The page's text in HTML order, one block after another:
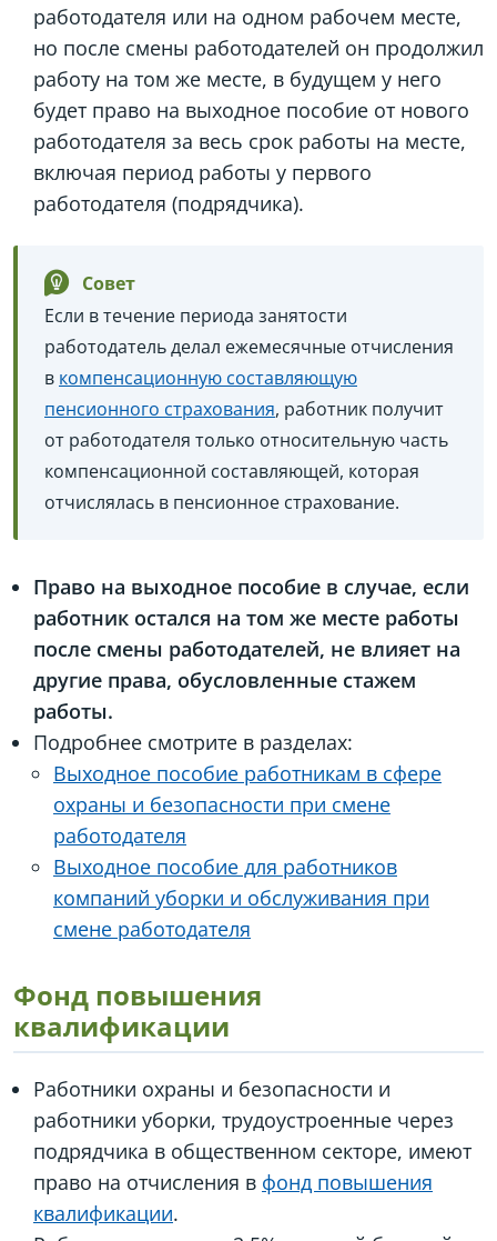
работодателя или на одном рабочем месте,
но после смены работодателей он продолжил
работу на том же месте, в будущем у него
будет право на выходное пособие от нового
работодателя за весь срок работы на месте,
включая период работы у первого
работодателя (подрядчика).
Совет
Если в течение периода занятости
работодатель делал ежемесячные отчисления
в компенсационную составляющую
пенсионного страхования, работник получит
от работодателя только относительную часть
компенсационной составляющей, которая
отчислялась в пенсионное страхование.
Право на выходное пособие в случае, если
работник остался на том же месте работы
после смены работодателей, не влияет на
другие права, обусловленные стажем
работы.
Подробнее смотрите в разделах:
Выходное пособие работникам в сфере
охраны и безопасности при смене
работодателя
Выходное пособие для работников
компаний уборки и обслуживания при
смене работодателя
Фонд повышения
квалификации
Работники охраны и безопасности и
работники уборки, трудоустроенные через
подрядчика в общественном секторе, имеют
право на отчисления в фонд повышения
квалификации.